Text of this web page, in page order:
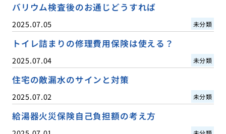
バリウム検査後のお通じどうすれば
2025.07.05 未分類
トイレ詰まりの修理費用保険は使える？
2025.07.04 未分類
住宅の敵漏水のサインと対策
2025.07.02 未分類
給湯器火災保険自己負担額の考え方